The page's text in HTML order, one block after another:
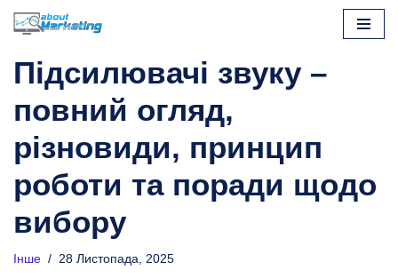
до
вмісту
Підсилювачі звуку –
повний огляд,
різновиди, принцип
роботи та поради щодо
вибору
Інше 28 Листопада, 2025